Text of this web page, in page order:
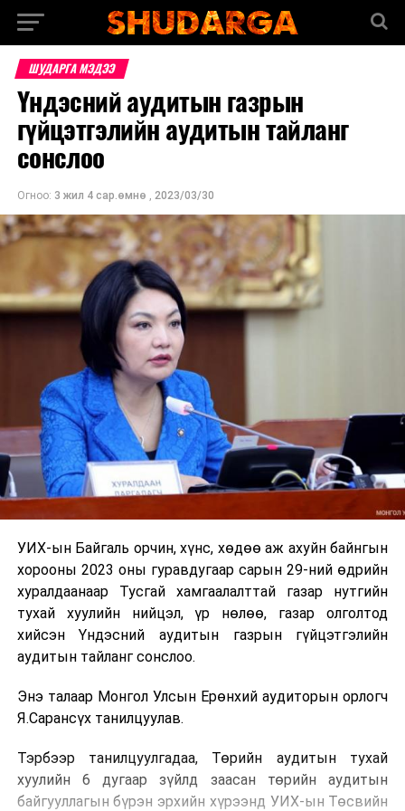
ШУДАРГА МЭДЭЭ
Үндэсний аудитын газрын
гүйцэтгэлийн аудитын тайланг
сонслоо
Огноо: 3 жил 4 сар.өмнө , 2023/03/30
УИХ-ын Байгаль орчин, хүнс, хөдөө аж ахуйн байнгын
хорооны 2023 оны гуравдугаар сарын 29-ний өдрийн
хуралдаанаар Тусгай хамгаалалттай газар нутгийн
тухай хуулийн нийцэл, үр нөлөө, газар олголтод
хийсэн Үндэсний аудитын газрын гүйцэтгэлийн
аудитын тайланг сонслоо.
Энэ талаар Монгол Улсын Ерөнхий аудиторын орлогч
Я.Сарансүх танилцуулав.
Тэрбээр танилцуулгадаа, Төрийн аудитын тухай
хуулийн 6 дугаар зүйлд заасан төрийн аудитын
байгууллагын бүрэн эрхийн хүрээнд УИХ-ын Төсвийн